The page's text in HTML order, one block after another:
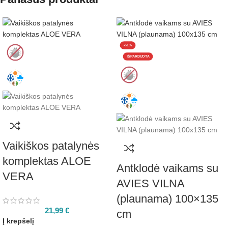
Vaikiškos patalynės
komplektas ALOE
VERA
21,99 €
Į krepšelį
-51%
IŠPARDUOTA
Antklodė vaikams su
AVIES VILNA
(plaunama) 100×135
cm